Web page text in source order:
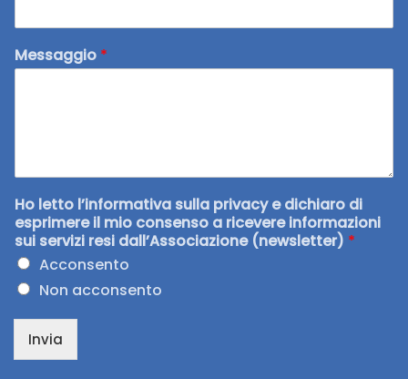
Messaggio *
Ho letto l’informativa sulla privacy e dichiaro di
esprimere il mio consenso a ricevere informazioni
sui servizi resi dall’Associazione (newsletter) *
Acconsento
Non acconsento
Invia